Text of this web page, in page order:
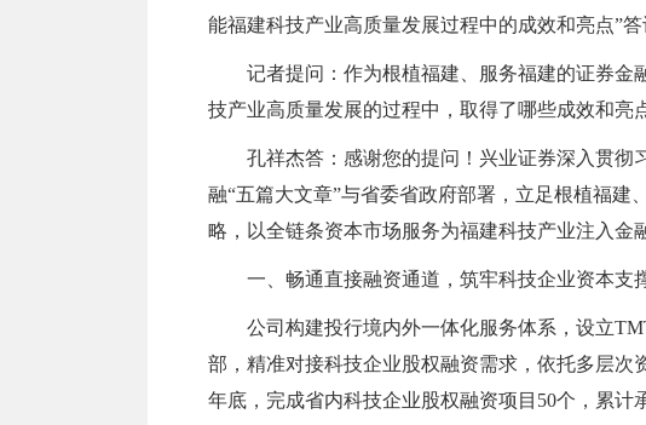
能福建科技产业高质量发展过程中的成效和亮点”答
记者提问：作为根植福建、服务福建的证券
技产业高质量发展的过程中，取得了哪些成效和亮
孔祥杰答：感谢您的提问！兴业证券深入贯彻
融“五篇大文章”与省委省政府部署，立足根植福
略，以全链条资本市场服务为福建科技产业注入金
一、畅通直接融资通道，筑牢科技企业资本支
公司构建投行境内外一体化服务体系，设立
部，精准对接科技企业股权融资需求，依托多层次
年底，完成省内科技企业股权融资项目50个，累